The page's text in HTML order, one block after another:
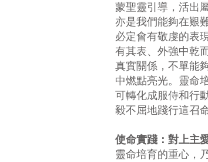
蒙聖靈引導，活出
亦是我們能夠在艱
必定會有敬虔的表
有其表、外強中乾
真實關係，不單能
中燃點亮光。靈命
可轉化成服侍和行
毅不屈地踐行這召命
使命實踐：對上主
靈命培育的重心，